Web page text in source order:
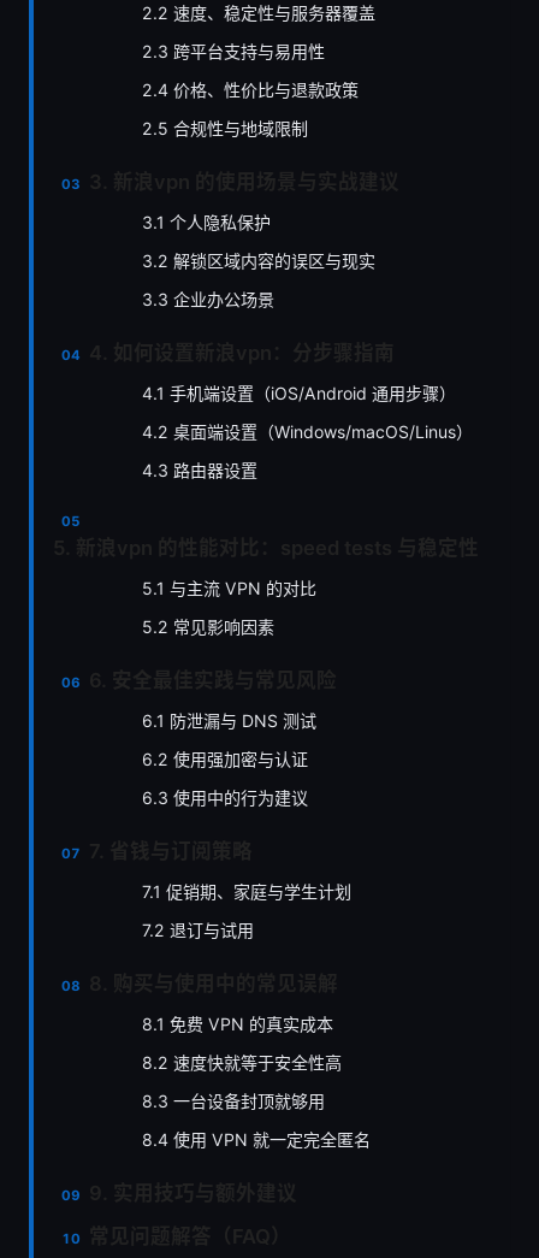
2.2 速度、稳定性与服务器覆盖
2.3 跨平台支持与易用性
2.4 价格、性价比与退款政策
2.5 合规性与地域限制
3.1 个人隐私保护
3.2 解锁区域内容的误区与现实
3.3 企业办公场景
4.1 手机端设置（iOS/Android 通用步骤）
4.2 桌面端设置（Windows/macOS/Linus）
4.3 路由器设置
5.1 与主流 VPN 的对比
5.2 常见影响因素
6.1 防泄漏与 DNS 测试
6.2 使用强加密与认证
6.3 使用中的行为建议
7.1 促销期、家庭与学生计划
7.2 退订与试用
8.1 免费 VPN 的真实成本
8.2 速度快就等于安全性高
8.3 一台设备封顶就够用
8.4 使用 VPN 就一定完全匿名